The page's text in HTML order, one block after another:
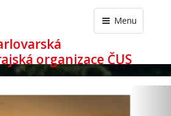
Menu
organizace ČUS